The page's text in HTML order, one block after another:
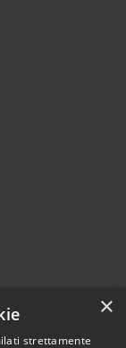
×
strettamente